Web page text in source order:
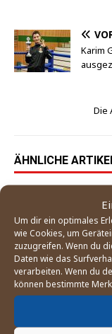
Um dir ein optimales
wie Cookies, um
zuzugreifen. Wenn du
Daten wie das
verarbeiten. Wenn du
können bestimmte
Karim
Die
ÄHNLICHE
10.
ihren
unter
2.